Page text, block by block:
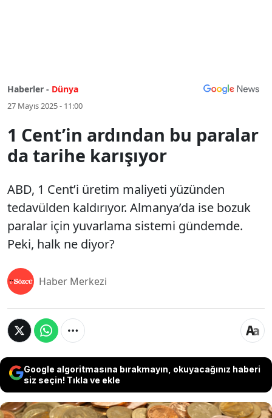
Haberler - Dünya
27 Mayıs 2025 - 11:00
1 Cent’in ardından bu paralar
da tarihe karışıyor
ABD, 1 Cent’i üretim maliyeti yüzünden
tedavülden kaldırıyor. Almanya’da ise bozuk
paralar için yuvarlama sistemi gündemde.
Peki, halk ne diyor?
Haber Merkezi
Google algoritmasına bırakmayın, okuyacağınız haberi
siz seçin! Tıkla ve ekle